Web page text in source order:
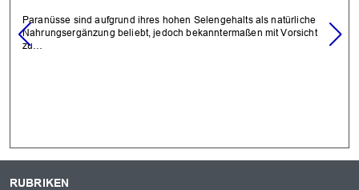
Paranüsse sind aufgrund ihres hohen Selengehalts als natürliche
Nahrungsergänzung beliebt, jedoch bekanntermaßen mit Vorsicht
zu…
RUBRIKEN